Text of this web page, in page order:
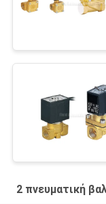
2 πνευματική